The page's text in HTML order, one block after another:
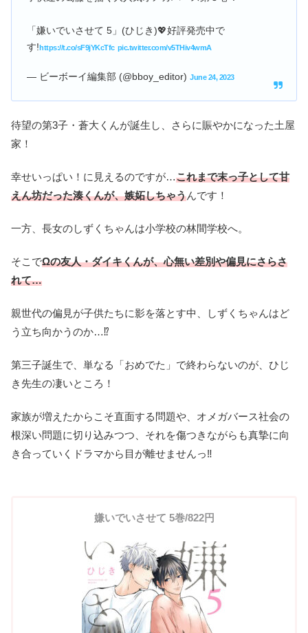
「嫌いでいさせて 5」(ひじき)💖好評発売中で
す!https://t.co/sF9jYKcTfc pic.twitter.com/v5THiv4wmA
— ビーボーイ編集部 (@bboy_editor) June 24, 2023
待望の第3子・蒼大くんが誕生し、さらに賑やかになった土屋
家！
幸せいっぱい！に見えるのですが…これまで末っ子として甘
えん坊だった湊くんが、嫉妬しちゃうんです！
一方、長女のしずくちゃんは小学校の林間学校へ。
そこでΩの友人・ダイキくんが、心無い差別や偏見にさらさ
れて…
親世代の偏見が子供たちに影を落とす中、しずくちゃんはど
う立ち向かうのか…⁉
第三子誕生で、単なる「おめでた」で終わらないのが、ひじ
き先生の凄いところ！
家族が増えたからこそ直面する問題や、オメガバース社会の
根深い問題に切り込みつつ、それを傷つきながらも真摯に向
き合っていくドラマから目が離せませんっ‼
嫌いでいさせて 5巻/822円